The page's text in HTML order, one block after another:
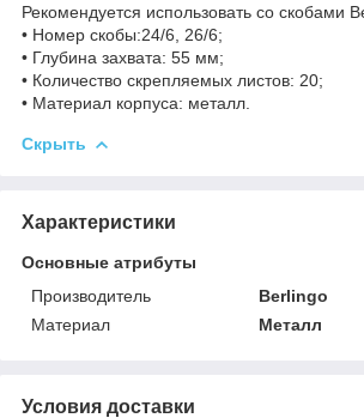
Рекомендуется использовать со скобами
• Номер скобы:24/6, 26/6;
• Глубина захвата: 55 мм;
• Количество скрепляемых листов: 20;
• Материал корпуса: металл.
Скрыть
Характеристики
Основные атрибуты
Производитель
Berlingo
Материал
Металл
Условия доставки